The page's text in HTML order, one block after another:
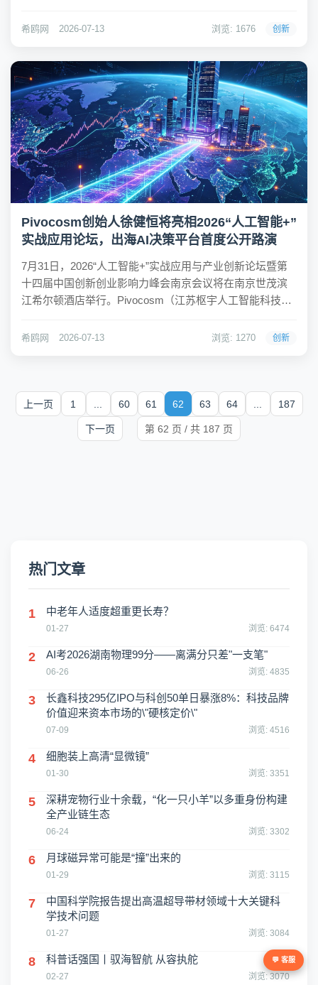
几乎从未使用过。问题在于，既然用户需求有限，为何厂
希鸥网 2026-07-13 浏览: 1676 创新
Pivocosm创始人徐健恒将亮相2026“人工智能+”
实战应用论坛，出海AI决策平台首度公开路演
7月31日，2026“人工智能+”实战应用与产业创新论坛暨第
十四届中国创新创业影响力峰会南京会议将在南京世茂滨
江希尔顿酒店举行。Pivocosm（江苏枢宇人工智能科技有
闪电路演」环节进行项目路演。本届论坛以“重落地、真务
希鸥网 2026-07-13 浏览: 1270 创新
上一页 1 60 61 62 63 64 187
下一页 第 62 页 / 共 187 页
热门文章
1 中老年人适度超重更长寿？
01-27 浏览: 6474
2 AI考2026湖南物理99分——离满分只差"一支笔"
06-26 浏览: 4835
3
长鑫科技295亿IPO与科创50单日暴涨8%：科技品牌
价值迎来资本市场的\"硬核定价\"
07-09 浏览: 4516
4 细胞装上高清“显微镜”
01-30 浏览: 3351
5
深耕宠物行业十余载，“化一只小羊”以多重身份构建
全产业链生态
06-24 浏览: 3302
6 月球磁异常可能是“撞”出来的
01-29 浏览: 3115
7
中国科学院报告提出高温超导带材领域十大关键科
学技术问题
01-27 浏览: 3084
8 科普话强国丨驭海智航 从容执舵
02-27 浏览: 3070
💬 客服